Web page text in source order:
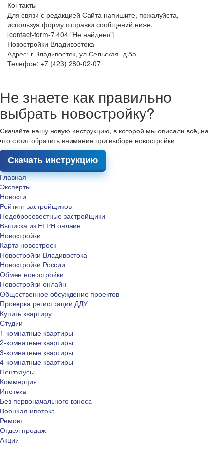
Контакты
Для связи с редакцией Сайта напишите, пожалуйста,
используя форму отправки сообщений ниже.
[contact-form-7 404 "Не найдено"]
Новостройки Владивостока
Адрес: г.Владивосток, ул.Сельская, д.5а
Телефон: +7 (423) 280-02-07
Не знаете как правильно
выбрать новостройку?
Скачайте нашу новую инструкцию, в которой мы описали всё, на
что стоит обратить внимание при выборе новостройки
Скачать инструкцию
Главная
Эксперты
Новости
Рейтинг застройщиков
Недобросовестные застройщики
Выписка из ЕГРН онлайн
Новостройки
Карта новостроек
Новостройки Владивостока
Новостройки России
Обмен новостройки
Новостройки онлайн
Общественное обсуждение проектов
Проверка регистрации ДДУ
Купить квартиру
Студии
1-комнатные квартиры
2-комнатные квартиры
3-комнатные квартиры
4-комнатные квартиры
Пентхаусы
Коммерция
Ипотека
Без первоначального взноса
Военная ипотека
Ремонт
Отдел продаж
Акции